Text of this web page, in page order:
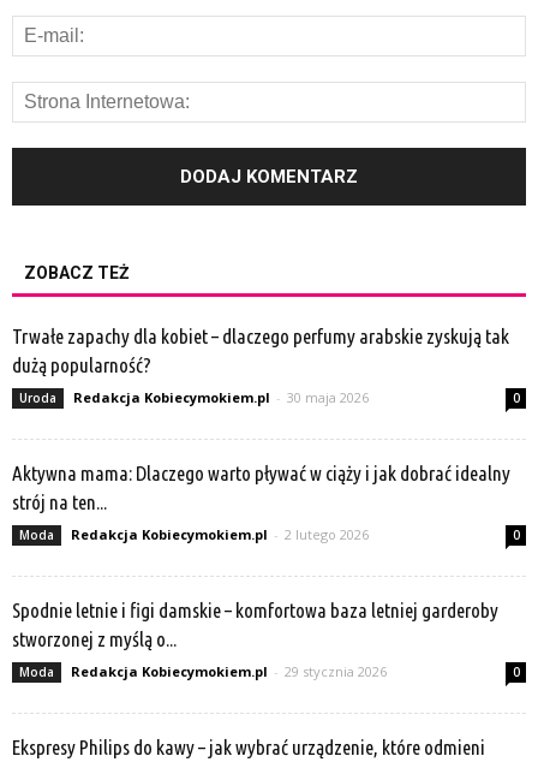
ZOBACZ TEŻ
Trwałe zapachy dla kobiet – dlaczego perfumy arabskie zyskują tak
dużą popularność?
Uroda Redakcja Kobiecymokiem.pl - 30 maja 2026 0
Aktywna mama: Dlaczego warto pływać w ciąży i jak dobrać idealny
strój na ten...
Moda Redakcja Kobiecymokiem.pl - 2 lutego 2026 0
Spodnie letnie i figi damskie – komfortowa baza letniej garderoby
stworzonej z myślą o...
Moda Redakcja Kobiecymokiem.pl - 29 stycznia 2026 0
Ekspresy Philips do kawy – jak wybrać urządzenie, które odmieni